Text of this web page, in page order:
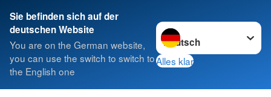
Sie befinden sich auf der
deutschen Website
You are on the German website,
you can use the switch to switch to
the English one
Sprache wechseln zu
Alles klar